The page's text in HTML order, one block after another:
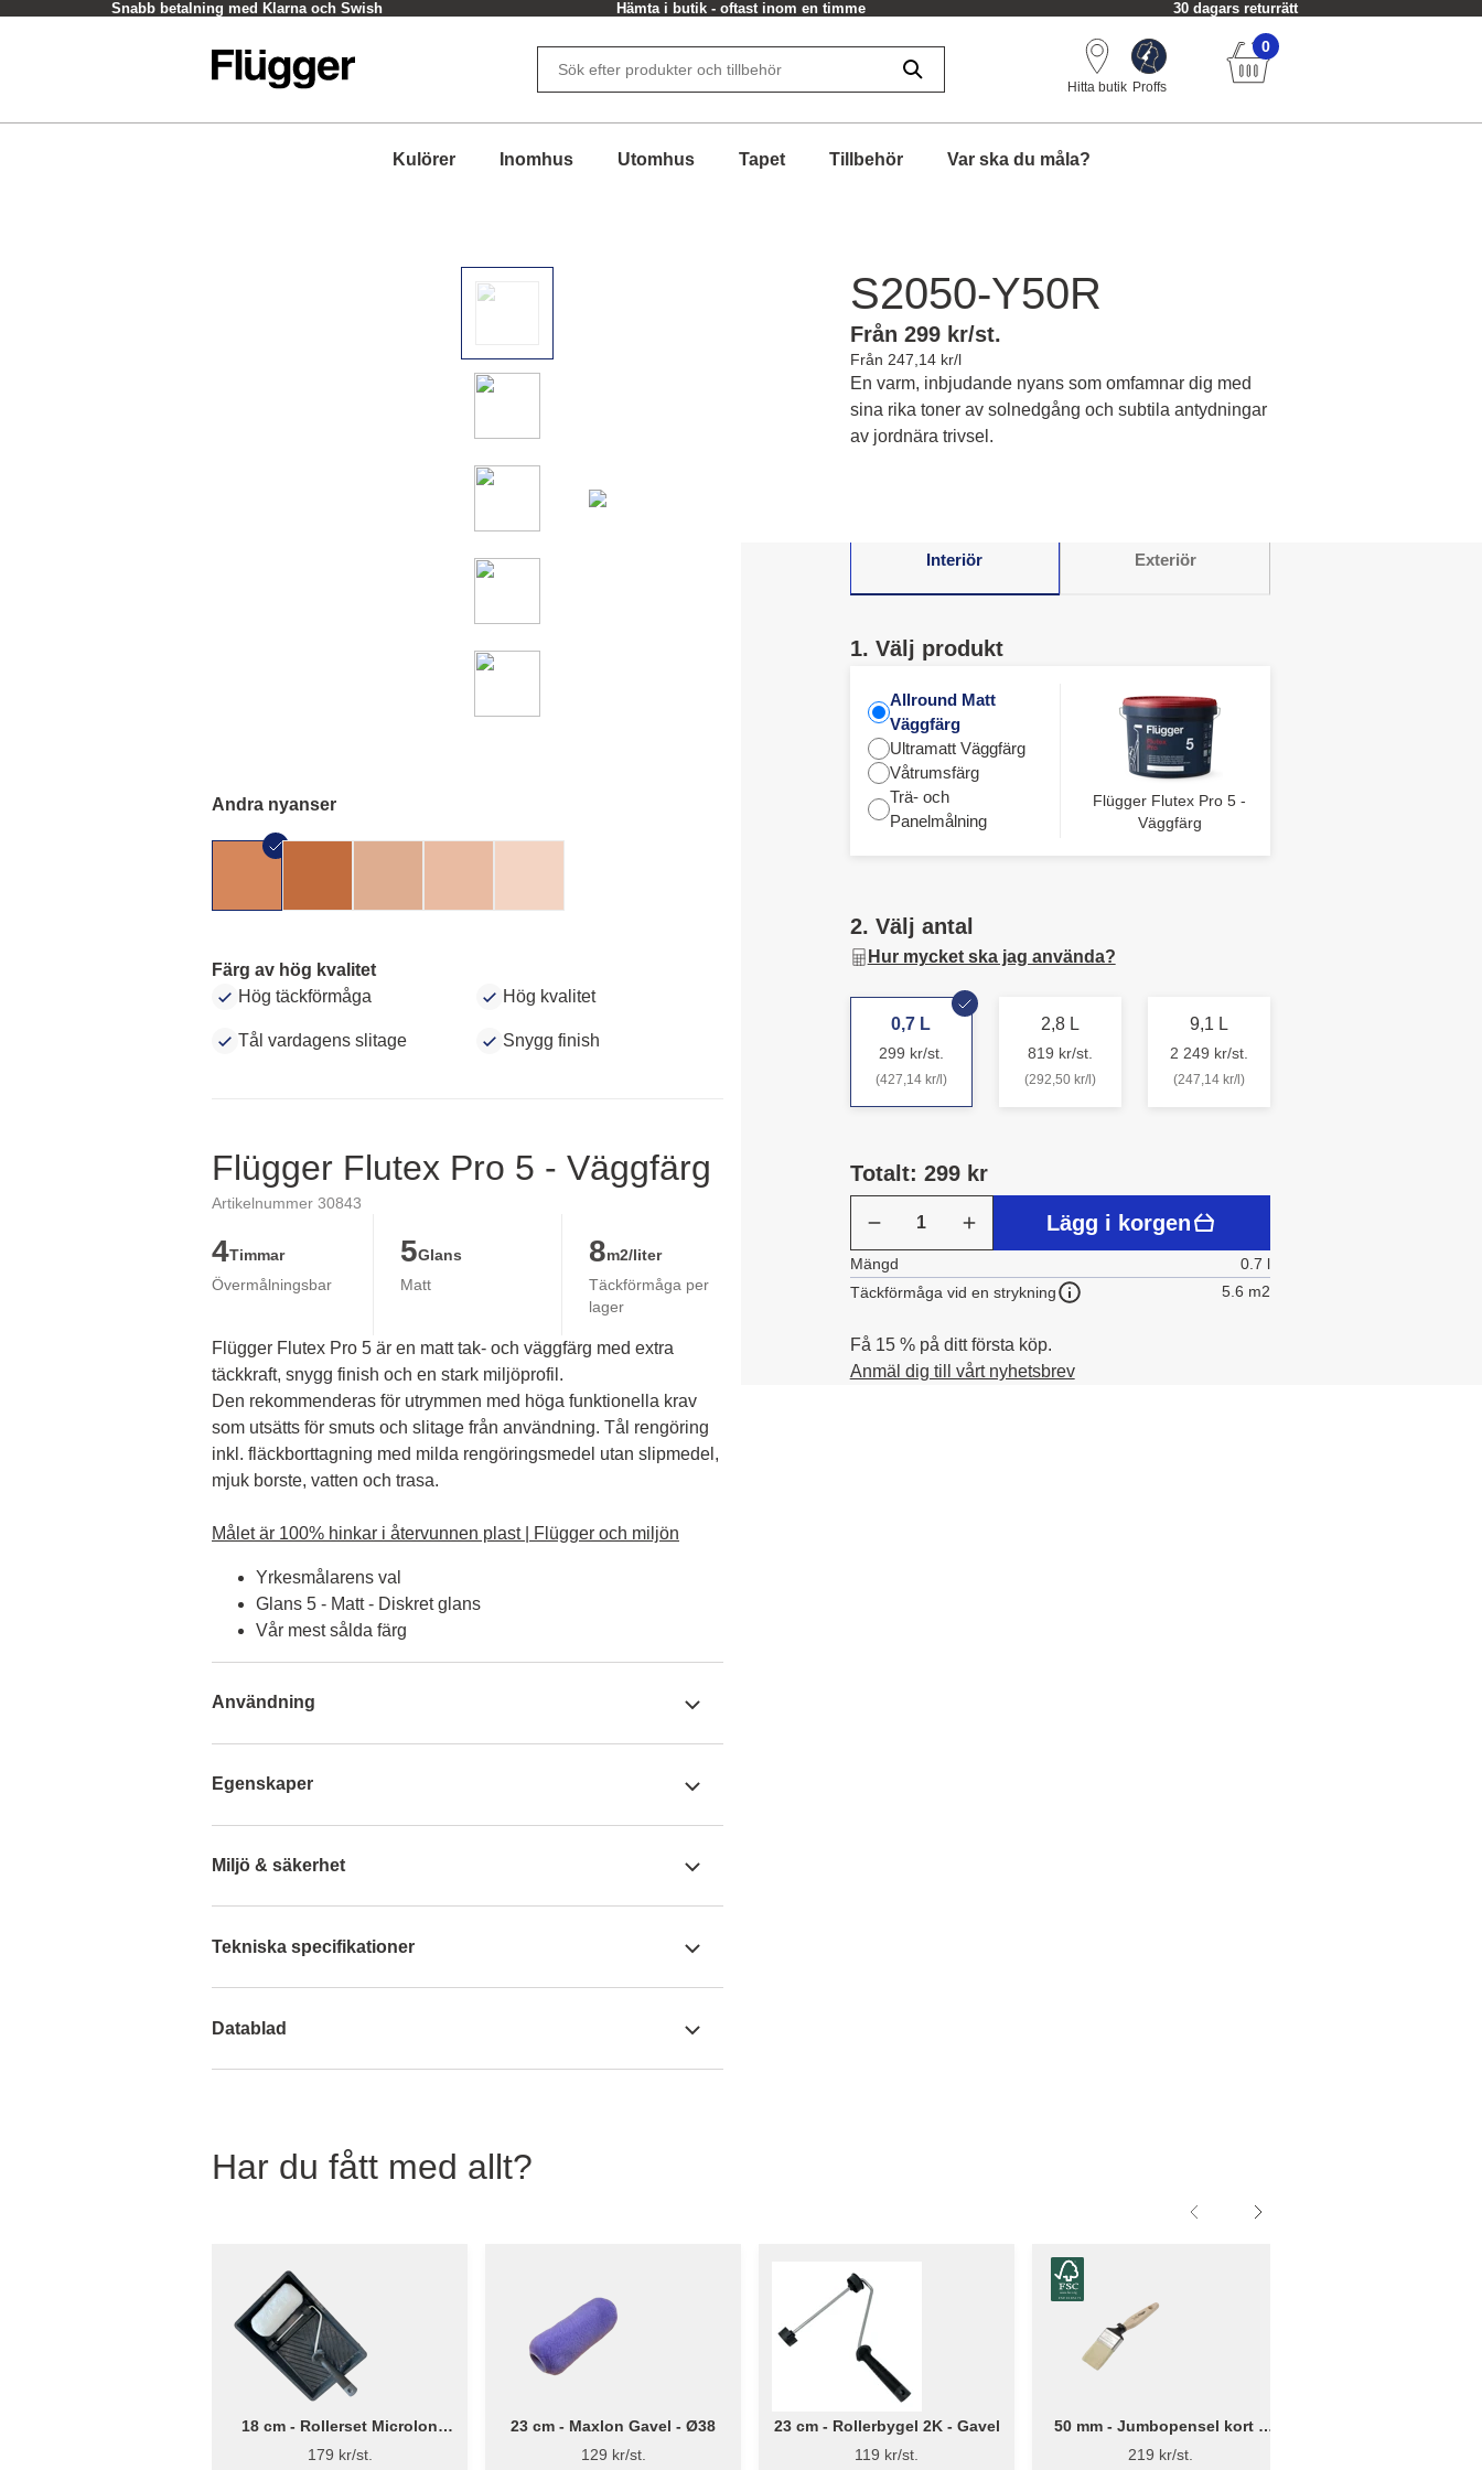
Snabb betalning med Klarna och Swish Hämta i butik - oftast inom en timme 30 dagars returrätt
Hitta butik Proffs
0
Kulörer Inomhus Utomhus Tapet Tillbehör Var ska du måla?
Andra nyanser
Färg av hög kvalitet
Hög täckförmåga
Hög kvalitet
Tål vardagens slitage Snygg finish
Flügger Flutex Pro 5 - Väggfärg
Artikelnummer 30843
4Timmar
Övermålningsbar
5Glans
Matt
8m2/liter
Täckförmåga per
lager
Flügger Flutex Pro 5 är en matt tak- och väggfärg med extra
täckkraft, snygg finish och en stark miljöprofil.
Den rekommenderas för utrymmen med höga funktionella krav
som utsätts för smuts och slitage från användning. Tål rengöring
inkl. fläckborttagning med milda rengöringsmedel utan slipmedel,
mjuk borste, vatten och trasa.
Målet är 100% hinkar i återvunnen plast | Flügger och miljön
Yrkesmålarens val
Glans 5 - Matt - Diskret glans
Vår mest sålda färg
Användning
Egenskaper
Miljö & säkerhet
Tekniska specifikationer
Datablad
S2050-Y50R
Från 299 kr/st.
Från 247,14 kr/l
En varm, inbjudande nyans som omfamnar dig med
sina rika toner av solnedgång och subtila antydningar
av jordnära trivsel.
Interiör Exteriör
1. Välj produkt
Allround Matt
Väggfärg
Ultramatt Väggfärg
Våtrumsfärg
Trä- och
Panelmålning
Flügger Flutex Pro 5 -
Väggfärg
2. Välj antal
Hur mycket ska jag använda?
0,7 L
299 kr/st.
(427,14 kr/l)
2,8 L
819 kr/st.
(292,50 kr/l)
9,1 L
2 249 kr/st.
(247,14 kr/l)
Totalt: 299 kr
Lägg i korgen
Mängd
0.7 l
Täckförmåga vid en strykning
5.6 m2
Få 15 % på ditt första köp.
Anmäl dig till vårt nyhetsbrev
Har du fått med allt?
18 cm - Rollerset Microlon
Rough Ø38mm - Flügger
179 kr/st.
23 cm - Maxlon Gavel - Ø38
129 kr/st.
23 cm - Rollerbygel 2K - Gavel
119 kr/st.
50 mm - Jumbopensel kort –
Flügger Excellence
219 kr/st.